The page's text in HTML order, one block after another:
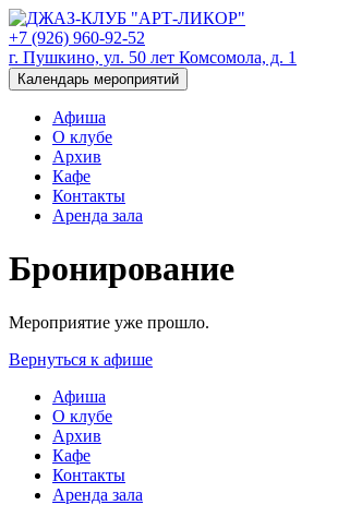
+7 (926) 960-92-52
г. Пушкино, ул. 50 лет Комсомола, д. 1
Календарь мероприятий
Афиша
О клубе
Архив
Кафе
Контакты
Аренда зала
Бронирование
Мероприятие уже прошло.
Вернуться к афише
Афиша
О клубе
Архив
Кафе
Контакты
Аренда зала